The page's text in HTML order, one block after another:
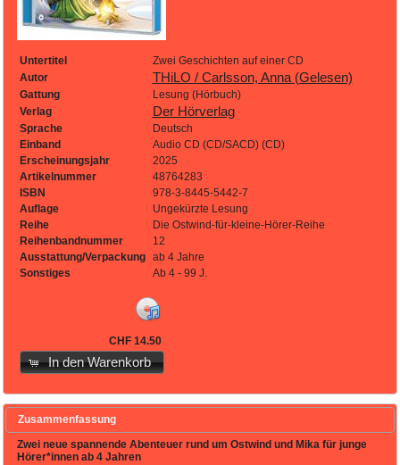
Untertitel
Zwei Geschichten auf einer CD
Autor
THiLO / Carlsson, Anna (Gelesen)
Gattung
Lesung (Hörbuch)
Verlag
Der Hörverlag
Sprache
Deutsch
Einband
Audio CD (CD/SACD) (CD)
Erscheinungsjahr
2025
Artikelnummer
48764283
ISBN
978-3-8445-5442-7
Auflage
Ungekürzte Lesung
Reihe
Die Ostwind-für-kleine-Hörer-Reihe
Reihenbandnummer
12
Ausstattung/Verpackung
ab 4 Jahre
Sonstiges
Ab 4 - 99 J.
CHF 14.50
In den Warenkorb
Zusammenfassung
Zwei neue spannende Abenteuer rund um Ostwind und Mika für junge
Hörer*innen ab 4 Jahren